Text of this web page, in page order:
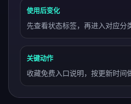
使用后变化
先查看状态标签，再进入对应分
关键动作
收藏免费入口说明，按更新时间